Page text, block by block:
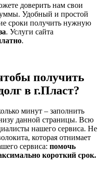
доверить нам свои
Удобный и простой
сроки получить нужную
. Услуги сайта
.
получить
в г.Пласт?
минут – заполнить
данной страницы. Всю
нашего сервиса. Не
которая отнимает
сервиса: помочь
короткий срок.